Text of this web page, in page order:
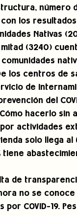
número
los
Nativas
(3240)
De los centros
de
del
hacerlo
actividades
solo llega al
tiene
de
no se
por COVID-19.